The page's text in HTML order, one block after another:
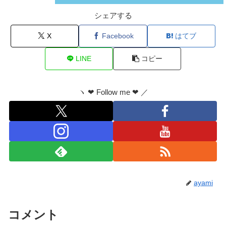
シェアする
X Facebook はてブ
LINE コピー
ヽ ❤︎ Follow me ❤︎ ／
ayami
コメント